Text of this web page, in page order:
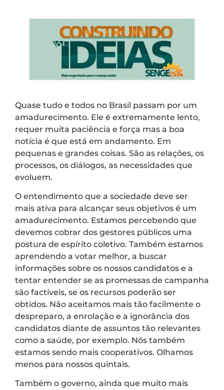
Quase tudo e todos no Brasil passam por um
amadurecimento. Ele é extremamente lento,
requer muita paciência e força mas a boa
notícia é que está em andamento. Em
pequenas e grandes coisas. São as relações, os
processos, os diálogos, as necessidades que
evoluem.
O entendimento que a sociedade deve ser
mais ativa para alcançar seus objetivos é um
amadurecimento. Estamos percebendo que
devemos cobrar dos gestores públicos uma
postura de espírito coletivo. Também estamos
aprendendo a votar melhor, a buscar
informações sobre os nossos candidatos e a
tentar entender se as promessas de campanha
são factíveis, se os recursos poderão ser
obtidos. Não aceitamos mais tão facilmente o
despreparo, a enrolação e a ignorância dos
candidatos diante de assuntos tão relevantes
como a saúde, por exemplo. Nós também
estamos sendo mais cooperativos. Olhamos
menos para nossos quintais.
Também o governo, ainda que muito mais